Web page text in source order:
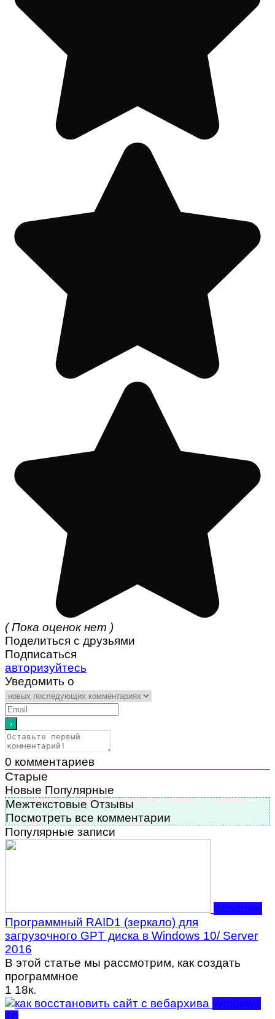
( Пока оценок нет )
Поделиться с друзьями
Подписаться
авторизуйтесь
Уведомить о
0 комментариев
Старые
Новые Популярные
Межтекстовые Отзывы
Посмотреть все комментарии
Популярные записи
Windows
Программный RAID1 (зеркало) для
загрузочного GPT диска в Windows 10/ Server
2016
В этой статье мы рассмотрим, как создать
программное
1 18к.
Windows